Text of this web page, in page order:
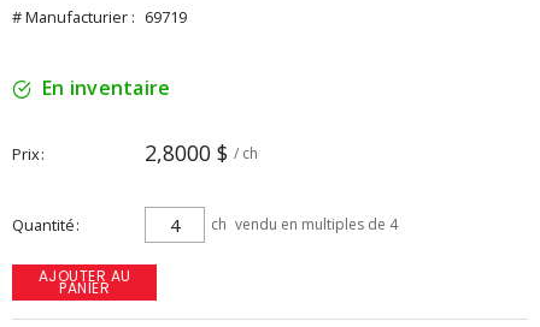
# Manufacturier : 69719
En inventaire
Prix 2,8000 $ / ch
Quantité ch vendu en multiples de 4
AJOUTER AU
PANIER